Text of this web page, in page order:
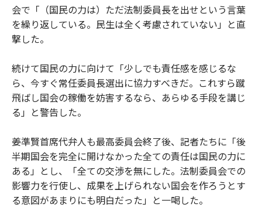
会で「（国民の力は）ただ法制委員長を出せという言葉
を繰り返している。民生は全く考慮されていない」と直
撃した。
続けて国民の力に向けて「少しでも責任感を感じるな
ら、今すぐ常任委員長選出に協力すべきだ。これすら蹴
飛ばし国会の稼働を妨害するなら、あらゆる手段を講じ
る」と警告した。
姜準賢首席代弁人も最高委員会終了後、記者たちに「後
半期国会を完全に開けなかった全ての責任は国民の力に
ある」とし、「全ての交渉を無にした。法制委員会での
影響力を行使し、成果を上げられない国会を作ろうとす
る意図があまりにも明白だった」と一喝した。